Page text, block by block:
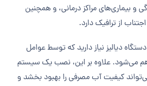
و بیماری‌های مراکز درمانی، و همچنین
از ترافیک دارد.
دستگاه دیالیز نیاز دارید که توسط عوامل
می‌شود. علاوه بر این، نصب یک سیستم
کیفیت آب مصرفی را بهبود بخشد و